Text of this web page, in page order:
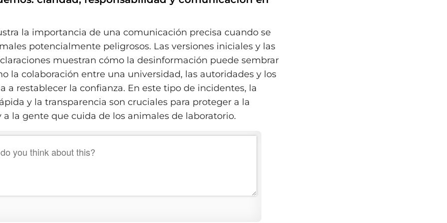
la importancia de una comunicación precisa cuando se
potencialmente peligrosos. Las versiones iniciales y las
muestran cómo la desinformación puede sembrar
la colaboración entre una universidad, las autoridades y los
a restablecer la confianza. En este tipo de incidentes, la
y la transparencia son cruciales para proteger a la
la gente que cuida de los animales de laboratorio.